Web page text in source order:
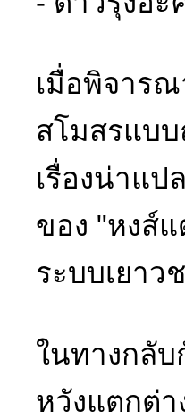
เมื่อพิจาร
สโมสรแบ
เรื่องน่าแ
ของ "หงส์
ระบบเยา
ในทางกลั
หวังแตกต่